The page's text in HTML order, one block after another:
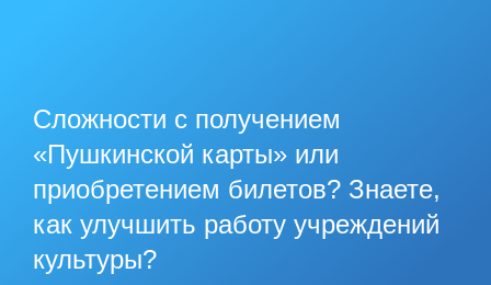
Сложности с получением
«Пушкинской карты» или
приобретением билетов? Знаете,
как улучшить работу учреждений
культуры?